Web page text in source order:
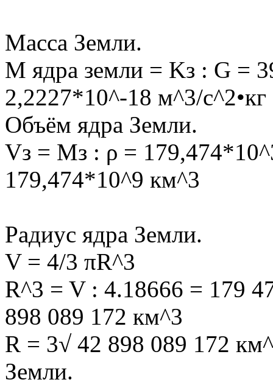
Масса Земли.
M ядра земли = Kз : G =
2,2227*10^-18 м^3/
Объём ядра Земли.
Vз = Mз : ρ =
179,474*10^9 км^3
Радиус ядра Земли.
V = 4/3 πR^3
R^3 = V : 4.18666 = 179
898 089 172 км^3
R = 3√ 42 898 089 172
Земли.